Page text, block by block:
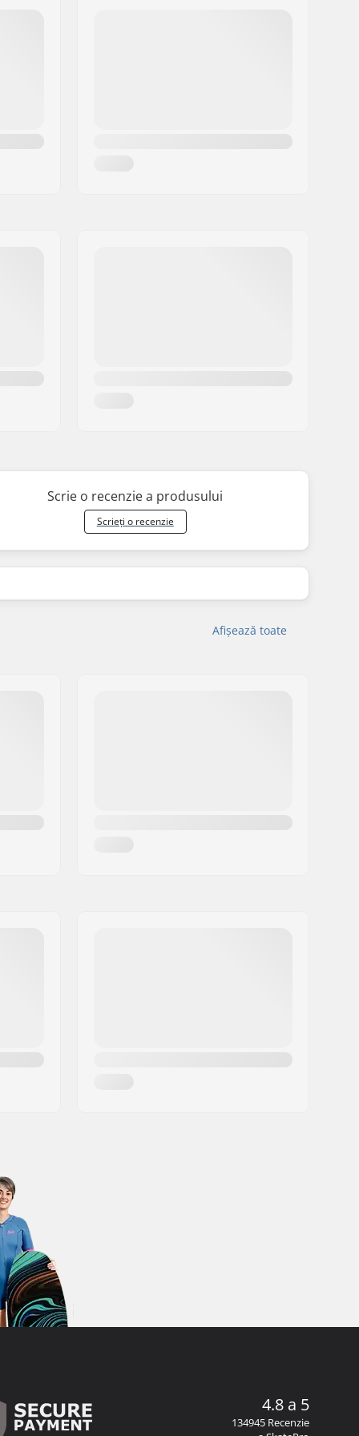
Scrie o recenzie a produsului
Scrieți o recenzie
Afișează toate
4.8 a 5
134945 Recenzie